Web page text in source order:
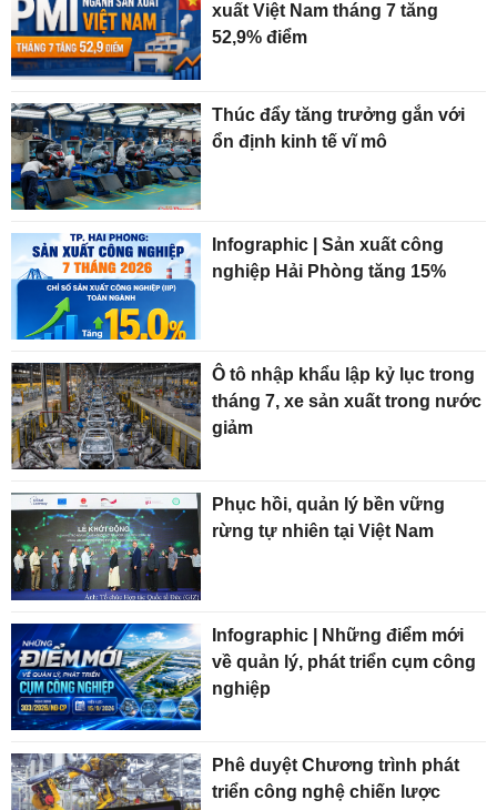
xuất Việt Nam tháng 7 tăng
52,9% điểm
Thúc đẩy tăng trưởng gắn với
ổn định kinh tế vĩ mô
Infographic | Sản xuất công
nghiệp Hải Phòng tăng 15%
Ô tô nhập khẩu lập kỷ lục trong
tháng 7, xe sản xuất trong nước
giảm
Phục hồi, quản lý bền vững
rừng tự nhiên tại Việt Nam
Infographic | Những điểm mới
về quản lý, phát triển cụm công
nghiệp
Phê duyệt Chương trình phát
triển công nghệ chiến lược